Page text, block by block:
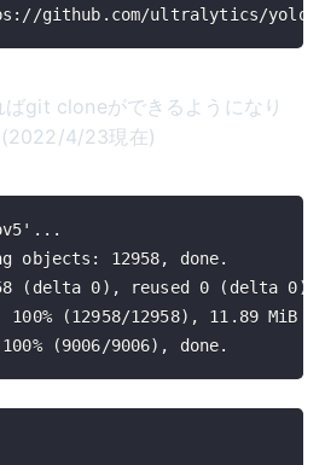
github.com/ultralytics/
git cloneができるようになり
(2022/4/23現在)
(9006/9006), done.